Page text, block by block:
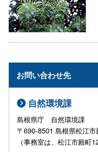
お問い合わせ先
自然環境課
島根県庁 自然環境課
〒690-8501 島根県松江
（事務室は、松江市殿町